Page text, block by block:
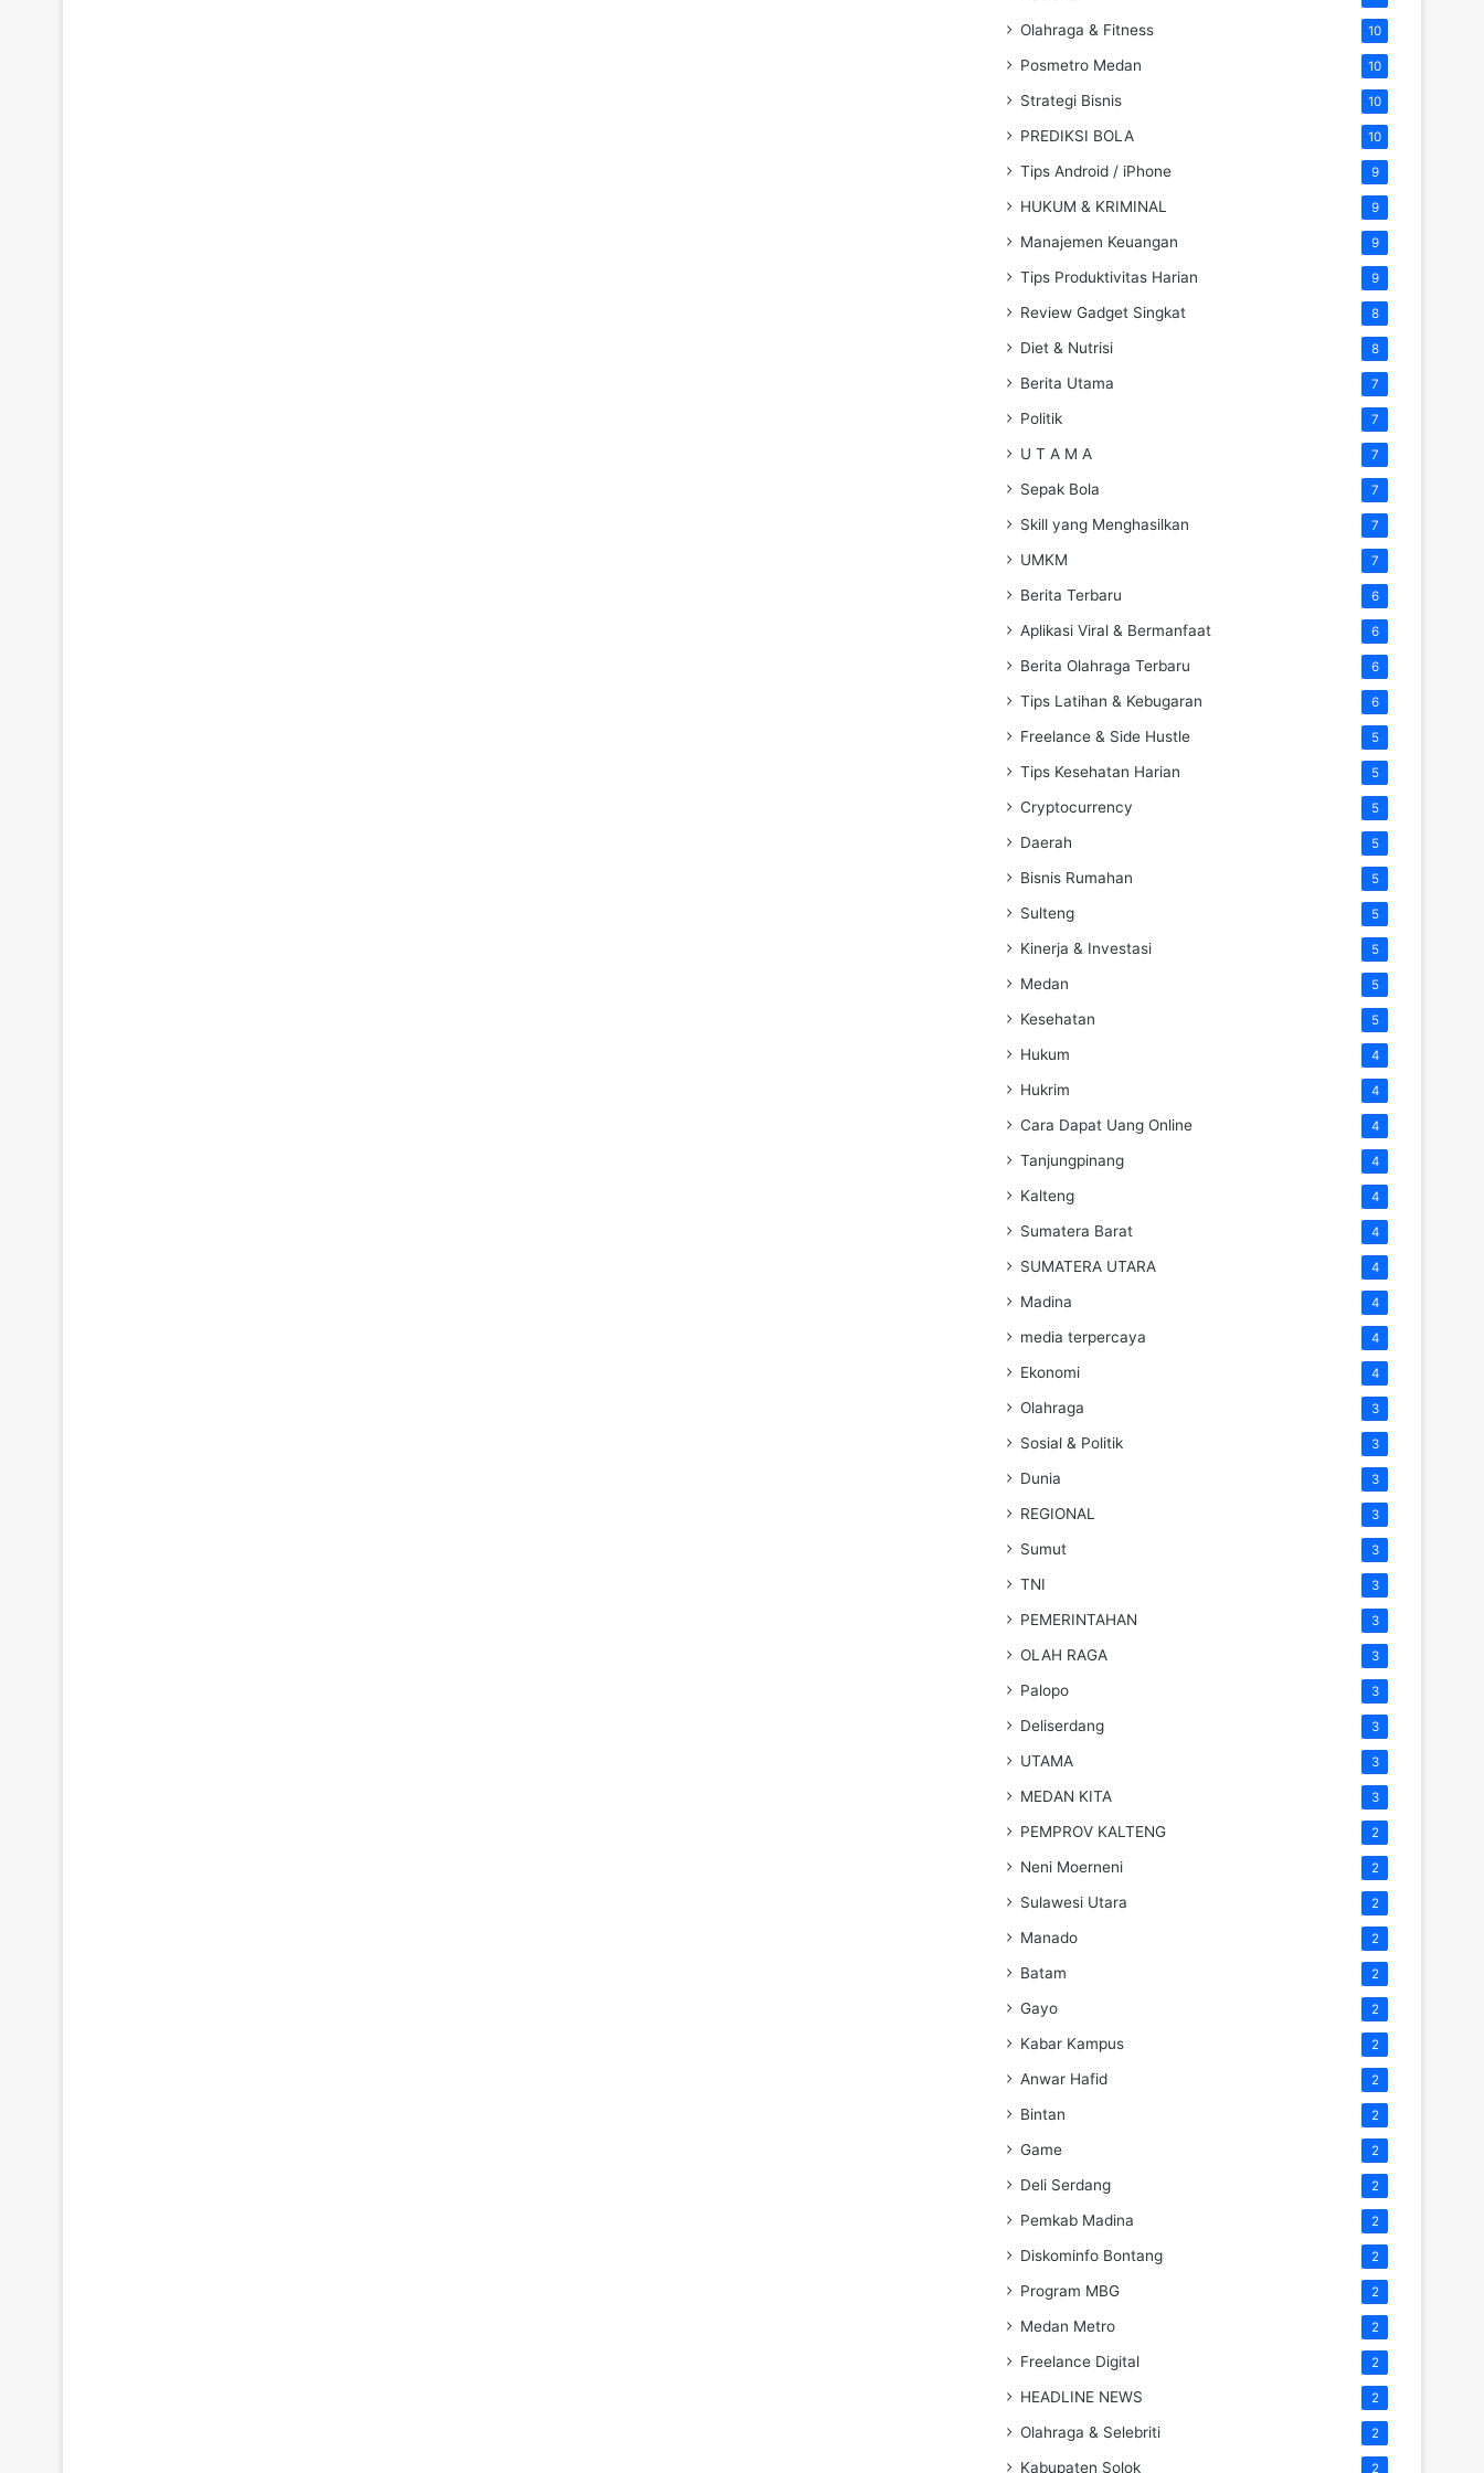
Olahraga & Fitness 10
Posmetro Medan 10
Strategi Bisnis 10
PREDIKSI BOLA 10
Tips Android / iPhone 9
HUKUM & KRIMINAL 9
Manajemen Keuangan 9
Tips Produktivitas Harian 9
Review Gadget Singkat 8
Diet & Nutrisi 8
Berita Utama 7
Politik 7
U T A M A 7
Sepak Bola 7
Skill yang Menghasilkan 7
UMKM 7
Berita Terbaru 6
Aplikasi Viral & Bermanfaat 6
Berita Olahraga Terbaru 6
Tips Latihan & Kebugaran 6
Freelance & Side Hustle 5
Tips Kesehatan Harian 5
Cryptocurrency 5
Daerah 5
Bisnis Rumahan 5
Sulteng 5
Kinerja & Investasi 5
Medan 5
Kesehatan 5
Hukum 4
Hukrim 4
Cara Dapat Uang Online 4
Tanjungpinang 4
Kalteng 4
Sumatera Barat 4
SUMATERA UTARA 4
Madina 4
media terpercaya 4
Ekonomi 4
Olahraga 3
Sosial & Politik 3
Dunia 3
REGIONAL 3
Sumut 3
TNI 3
PEMERINTAHAN 3
OLAH RAGA 3
Palopo 3
Deliserdang 3
UTAMA 3
MEDAN KITA 3
PEMPROV KALTENG 2
Neni Moerneni 2
Sulawesi Utara 2
Manado 2
Batam 2
Gayo 2
Kabar Kampus 2
Anwar Hafid 2
Bintan 2
Game 2
Deli Serdang 2
Pemkab Madina 2
Diskominfo Bontang 2
Program MBG 2
Medan Metro 2
Freelance Digital 2
HEADLINE NEWS 2
Olahraga & Selebriti 2
Kabupaten Solok 2